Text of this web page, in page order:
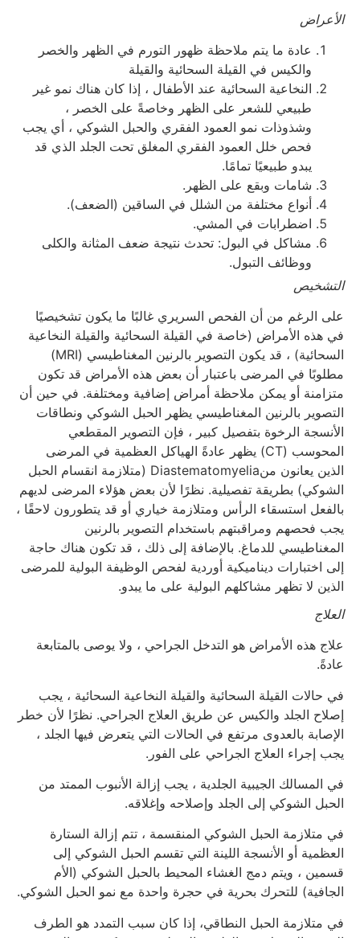
الأعراض
عادة ما يتم ملاحظة ظهور التورم في الظهر والخصر
والكيس في القيلة السحائية والقيلة
النخاعية السحائية عند الأطفال ، إذا كان هناك نمو غير
طبيعي للشعر على الظهر وخاصةً على الخصر ،
وشذوذات نمو العمود الفقري والحبل الشوكي ، أي يجب
فحص خلل العمود الفقري المغلق تحت الجلد الذي قد
يبدو طبيعيًا تمامًا.
شامات وبقع على الظهر.
أنواع مختلفة من الشلل في الساقين (الضعف).
اضطرابات في المشي.
مشاكل في البول: تحدث نتيجة ضعف المثانة والكلى
ووظائف التبول.
التشخيص
على الرغم من أن الفحص السريري غالبًا ما يكون تشخيصيًا
في هذه الأمراض (خاصة في القيلة السحائية والقيلة النخاعية
السحائية) ، قد يكون التصوير بالرنين المغناطيسي (MRI)
مطلوبًا في المرضى باعتبار أن بعض هذه الأمراض قد تكون
متزامنة أو يمكن ملاحظة أمراض إضافية ومختلفة. في حين أن
التصوير بالرنين المغناطيسي يظهر الحبل الشوكي ونطاقات
الأنسجة الرخوة بتفصيل كبير ، فإن التصوير المقطعي
المحوسب (CT) يظهر عادةً الهياكل العظمية في المرضى
الذين يعانون منDiastematomyelia (متلازمة انقسام الحبل
الشوكي) بطريقة تفصيلية. نظرًا لأن بعض هؤلاء المرضى لديهم
بالفعل استسقاء الرأس ومتلازمة خياري أو قد يتطورون لاحقًا ،
يجب فحصهم ومراقبتهم باستخدام التصوير بالرنين
المغناطيسي للدماغ. بالإضافة إلى ذلك ، قد تكون هناك حاجة
إلى اختبارات ديناميكية أوردية لفحص الوظيفة البولية للمرضى
الذين لا تظهر مشاكلهم البولية على ما يبدو.
العلاج
علاج هذه الأمراض هو التدخل الجراحي ، ولا يوصى بالمتابعة
عادةً.
في حالات القيلة السحائية والقيلة النخاعية السحائية ، يجب
إصلاح الجلد والكيس عن طريق العلاج الجراحي. نظرًا لأن خطر
الإصابة بالعدوى مرتفع في الحالات التي يتعرض فيها الجلد ،
يجب إجراء العلاج الجراحي على الفور.
في المسالك الجيبية الجلدية ، يجب إزالة الأنبوب الممتد من
الحبل الشوكي إلى الجلد وإصلاحه وإغلاقه.
في متلازمة الحبل الشوكي المنقسمة ، تتم إزالة الستارة
العظمية أو الأنسجة اللينة التي تقسم الحبل الشوكي إلى
قسمين ، ويتم دمج الغشاء المحيط بالحبل الشوكي (الأم
الجافية) للتحرك بحرية في حجرة واحدة مع نمو الحبل الشوكي.
في متلازمة الحبل النطاقي، إذا كان سبب التمدد هو الطرف